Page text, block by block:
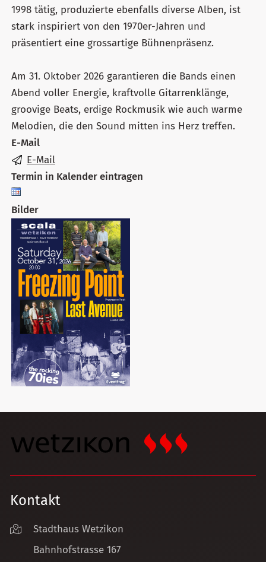
1998 tätig, produzierte ebenfalls diverse Alben, ist
stark inspiriert von den 1970er-Jahren und
präsentiert eine grossartige Bühnenpräsenz.
Am 31. Oktober 2026 garantieren die Bands einen
Abend voller Energie, kraftvolle Gitarrenklänge,
groovige Beats, erdige Rockmusik wie auch warme
Melodien, die den Sound mitten ins Herz treffen.
E-Mail
E-Mail
Termin in Kalender eintragen
Bilder
Kontakt
Stadthaus Wetzikon
Bahnhofstrasse 167